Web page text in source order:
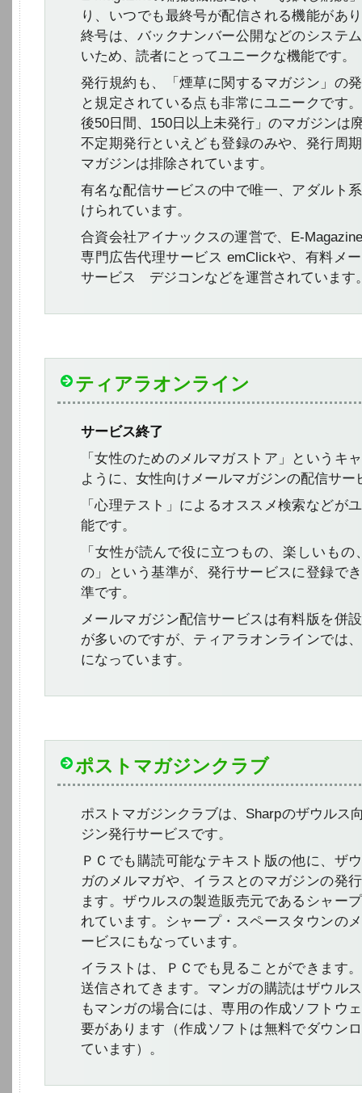
り、いつでも最終号が配信される機能があ
終号は、バックナンバー公開などのシステ
いため、読者にとってユニークな機能です。
発行規約も、「煙草に関するマガジン」の
と規定されている点も非常にユニークです
後50日間、150日以上未発行」のマガジンは
不定期発行といえども登録のみや、発行周
マガジンは排除されています。
有名な配信サービスの中で唯一、アダルト
けられています。
合資会社アイナックスの運営で、E-
専門広告代理サービス emClickや、有料メ
サービス デジコンなどを運営されています
ティアラオンライン
サービス終了
「女性のためのメルマガストア」というキ
ように、女性向けメールマガジンの配信サー
「心理テスト」によるオススメ検索などが
能です。
「女性が読んで役に立つもの、楽しいも
の」という基準が、発行サービスに登録で
準です。
メールマガジン配信サービスは有料版を併
が多いのですが、ティアラオンラインでは
になっています。
ポストマガジンクラブ
ポストマガジンクラブは、Sharpのザウルス
ジン発行サービスです。
ＰＣでも購読可能なテキスト版の他に、ザ
ガのメルマガや、イラスとのマガジンの発
ます。ザウルスの製造販売元であるシャー
れています。シャープ・スペースタウンの
ービスにもなっています。
イラストは、ＰＣでも見ることができます
送信されてきます。マンガの購読はザウル
もマンガの場合には、専用の作成ソフトウ
要があります（作成ソフトは無料でダウン
ています）。